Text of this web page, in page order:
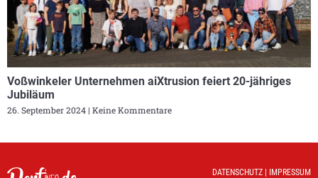
Voßwinkeler Unternehmen aiXtrusion feiert 20-jähriges
Jubiläum
26. September 2024 Keine Kommentare
DATENSCHUTZ IMPRESSUM